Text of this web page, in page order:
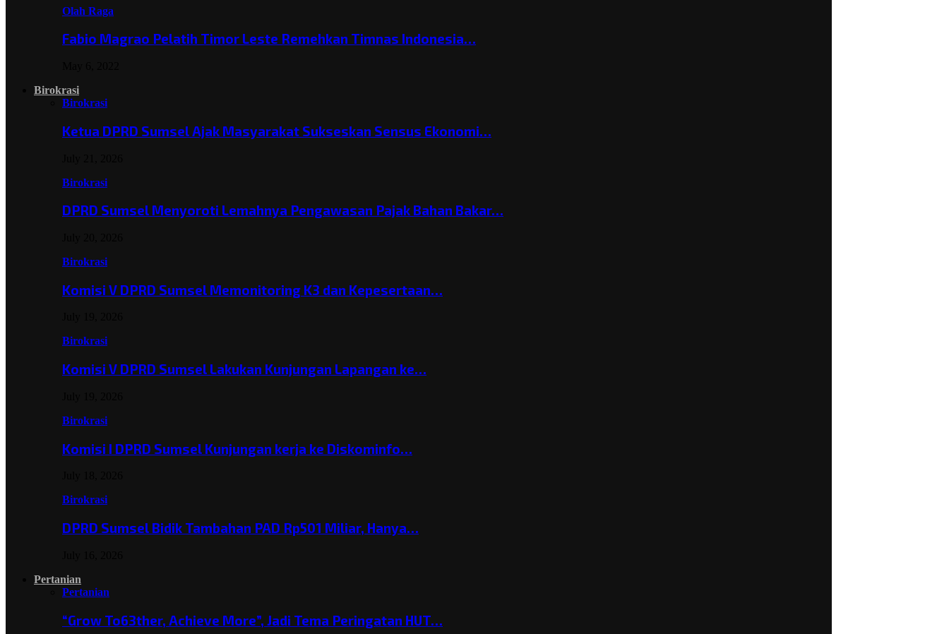
Olah Raga
Fabio Magrao Pelatih Timor Leste Remehkan Timnas Indonesia…
Birokrasi
Birokrasi
Ketua DPRD Sumsel Ajak Masyarakat Sukseskan Sensus Ekonomi…
Birokrasi
DPRD Sumsel Menyoroti Lemahnya Pengawasan Pajak Bahan Bakar…
Birokrasi
Komisi V DPRD Sumsel Memonitoring K3 dan Kepesertaan…
Birokrasi
Komisi V DPRD Sumsel Lakukan Kunjungan Lapangan ke…
Birokrasi
Komisi I DPRD Sumsel Kunjungan kerja ke Diskominfo…
Birokrasi
DPRD Sumsel Bidik Tambahan PAD Rp501 Miliar, Hanya…
Pertanian
Pertanian
“Grow To63ther, Achieve More”, Jadi Tema Peringatan HUT…